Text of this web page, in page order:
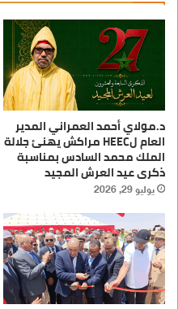
د.مولاي أحمد العمراني المدير
العام لHEEC مراكش يهنئ جلالة
الملك محمد السادس بمناسبة
ذكرى عيد العرش المجيد
يوليو 29, 2026